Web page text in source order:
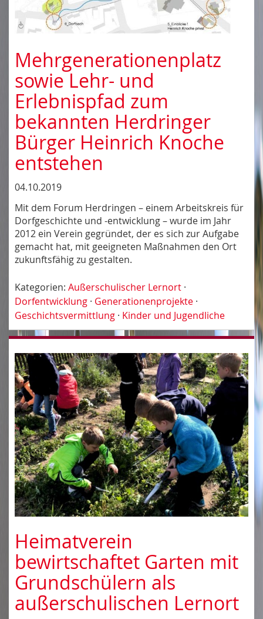
Mehrgenerationenplatz
sowie Lehr- und
Erlebnispfad zum
bekannten Herdringer
Bürger Heinrich Knoche
entstehen
04.10.2019
Mit dem Forum Herdringen – einem Arbeitskreis für
Dorfgeschichte und -entwicklung – wurde im Jahr
2012 ein Verein gegründet, der es sich zur Aufgabe
gemacht hat, mit geeigneten Maßnahmen den Ort
zukunftsfähig zu gestalten.
Kategorien: Außerschulischer Lernort ·
Dorfentwicklung · Generationenprojekte ·
Geschichtsvermittlung · Kinder und Jugendliche
Heimatverein
bewirtschaftet Garten mit
Grundschülern als
außerschulischen Lernort